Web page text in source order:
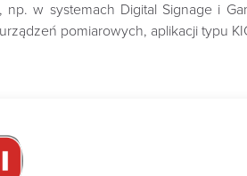
w systemach Digital Signage i
pomiarowych, aplikacji typu